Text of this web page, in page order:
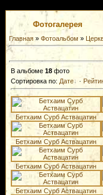
Фотогалерея
Главная » Фотоальбом »
В альбоме 18 фото
Сортировка по: Дате ·
Бетхаим Сурб Аствацатин
Бетхаим Сурб Аствацатин
Бетхаим Сурб Аствацатин
Бетхаим Сурб Аствацатин